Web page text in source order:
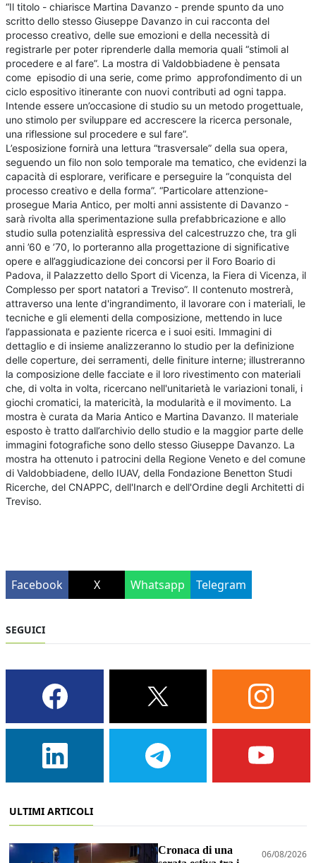
“Il titolo - chiarisce Martina Davanzo - prende spunto da uno
scritto dello stesso Giuseppe Davanzo in cui racconta del
processo creativo, delle sue emozioni e della necessità di
registrarle per poter riprenderle dalla memoria quali “stimoli al
procedere e al fare”. La mostra di Valdobbiadene è pensata
come episodio di una serie, come primo approfondimento di un
ciclo espositivo itinerante con nuovi contributi ad ogni tappa.
Intende essere un’occasione di studio su un metodo progettuale,
uno stimolo per sviluppare ed accrescere la ricerca personale,
una riflessione sul procedere e sul fare”.
L’esposizione fornirà una lettura “trasversale” della sua opera,
seguendo un filo non solo temporale ma tematico, che evidenzi la
capacità di esplorare, verificare e perseguire la “conquista del
processo creativo e della forma”. “Particolare attenzione-
prosegue Maria Antico, per molti anni assistente di Davanzo -
sarà rivolta alla sperimentazione sulla prefabbricazione e allo
studio sulla potenzialità espressiva del calcestruzzo che, tra gli
anni ’60 e ’70, lo porteranno alla progettazione di significative
opere e all’aggiudicazione dei concorsi per il Foro Boario di
Padova, il Palazzetto dello Sport di Vicenza, la Fiera di Vicenza, il
Complesso per sport natatori a Treviso”. Il contenuto mostrerà,
attraverso una lente d'ingrandimento, il lavorare con i materiali, le
tecniche e gli elementi della composizione, mettendo in luce
l’appassionata e paziente ricerca e i suoi esiti. Immagini di
dettaglio e di insieme analizzeranno lo studio per la definizione
delle coperture, dei serramenti, delle finiture interne; illustreranno
la composizione delle facciate e il loro rivestimento con materiali
che, di volta in volta, ricercano nell'unitarietà le variazioni tonali, i
giochi cromatici, la matericità, la modularità e il movimento. La
mostra è curata da Maria Antico e Martina Davanzo. Il materiale
esposto è tratto dall’archivio dello studio e la maggior parte delle
immagini fotografiche sono dello stesso Giuseppe Davanzo. La
mostra ha ottenuto i patrocini della Regione Veneto e del comune
di Valdobbiadene, dello IUAV, della Fondazione Benetton Studi
Ricerche, del CNAPPC, dell'Inarch e dell'Ordine degli Architetti di
Treviso.
Facebook X Whatsapp Telegram
SEGUICI
ULTIMI ARTICOLI
Cronaca di una
06/08/2026